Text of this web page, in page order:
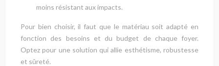
moins résistant aux impacts.
Pour bien choisir, il faut que le matériau soit adapté en
fonction des besoins et du budget de chaque foyer.
Optez pour une solution qui allie esthétisme, robustesse
et sûreté.